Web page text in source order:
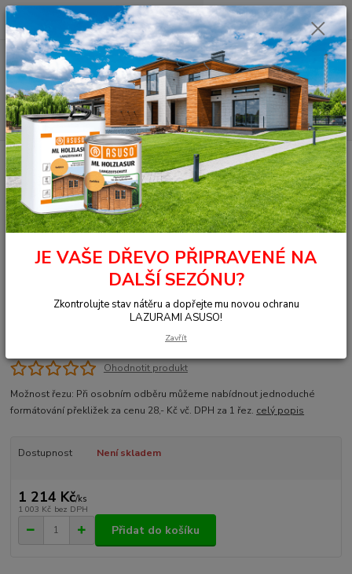
Menu
Hledat
+420 377 441 961 0ks
za 0,00 Kč
Úvod Překližka Foliovaná překližka hladká Acacia
STANDARD
hladká překližka Akácie 15x1250x2500
STANDARD hladká překližka
Akácie 15x1250x2500
Ohodnotit produkt
Možnost řezu: Při osobním odběru můžeme nabídnout jednoduché
formátování překližek za cenu 28,- Kč vč. DPH za 1 řez. celý popis
Dostupnost Není skladem
1 214 Kč/ks
1 003 Kč bez DPH
Přidat do košíku
JE VAŠE DŘEVO PŘIPRAVENÉ NA
DALŠÍ SEZÓNU?
Zkontrolujte stav nátěru a dopřejte mu novou ochranu
LAZURAMI ASUSO!
Zavřít